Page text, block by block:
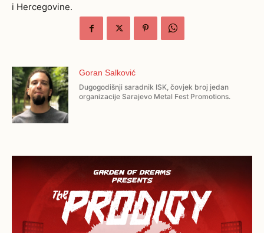
i Hercegovine.
Goran Salković
Dugogodišnji saradnik ISK, čovjek broj jedan
organizacije Sarajevo Metal Fest Promotions.